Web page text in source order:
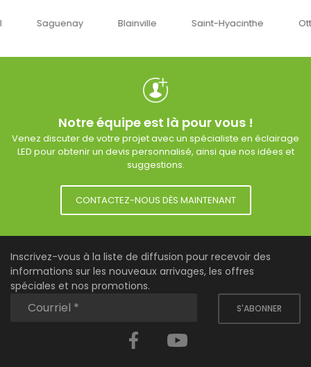
Blainville Saint-Hyacinthe Ottawa
Notre équipe est là pour vous !
Venez discuter de votre projet avec un spécialiste en éclairage
LED pour obtenir un devis personnalisé, ainsi que nos idées et
suggestions.
CONTACTEZ-NOUS DÈS MAINTENANT
Inscrivez-vous à la liste de diffusion pour recevoir des
informations sur les nouveaux arrivages, les offres
spéciales et nos promotions.
S'ABONNER
Facebook